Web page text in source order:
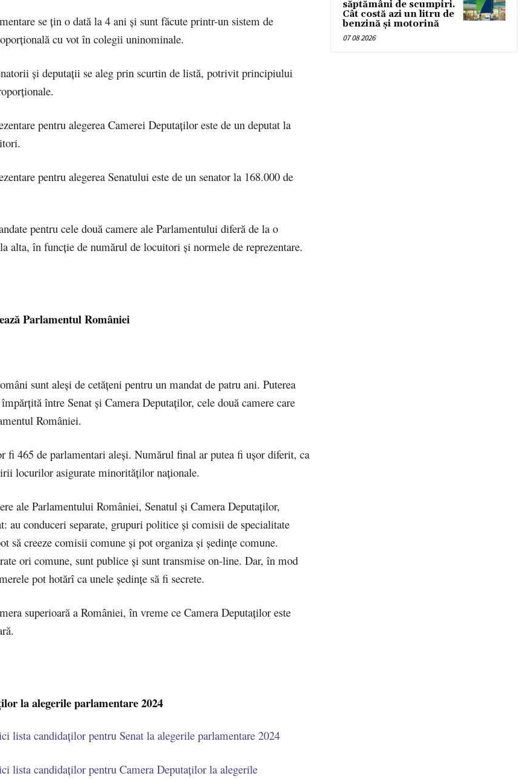
se țin o dată la 4 ani și sunt făcute printr-un sistem de
cu vot în colegii uninominale.
și deputații se aleg prin scurtin de listă, potrivit principiului
pentru alegerea Camerei Deputaților este de un deputat la
pentru alegerea Senatului este de un senator la 168.000 de
pentru cele două camere ale Parlamentului diferă de la o
alta, în funcție de numărul de locuitori și normele de reprezentare.
Parlamentul României
sunt aleși de cetățeni pentru un mandat de patru ani. Puterea
între Senat și Camera Deputaților, cele două camere care
României.
fi 465 de parlamentari aleși. Numărul final ar putea fi ușor diferit, ca
locurilor asigurate minorităților naționale.
ale Parlamentului României, Senatul și Camera Deputaților,
au conduceri separate, grupuri politice și comisii de specialitate
să creeze comisii comune și pot organiza și ședințe comune.
ori comune, sunt publice și sunt transmise on-line. Dar, în mod
pot hotărî ca unele ședințe să fi secrete.
superioară a României, în vreme ce Camera Deputaților este
la alegerile parlamentare 2024
lista candidaților pentru Senat la alegerile parlamentare 2024
lista candidaților pentru Camera Deputaților la alegerile
săptămâni de scumpiri.
Cât costă azi un litru de
benzină și motorină
07 08 2026